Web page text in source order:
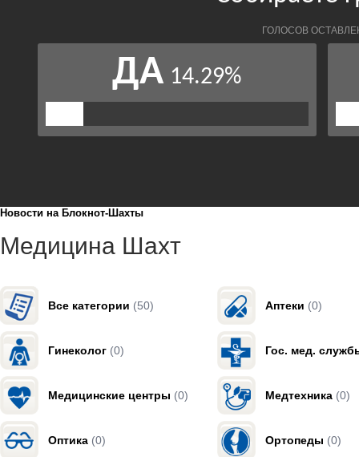
Новости на Блoкнoт-Шахты
Медицина Шахт
Все категории (50) Аптеки (0)
Гинеколог (0) Гос. мед.
Медицинские центры (0) Медтехника (0)
Оптика (0) Ортопеды (0)